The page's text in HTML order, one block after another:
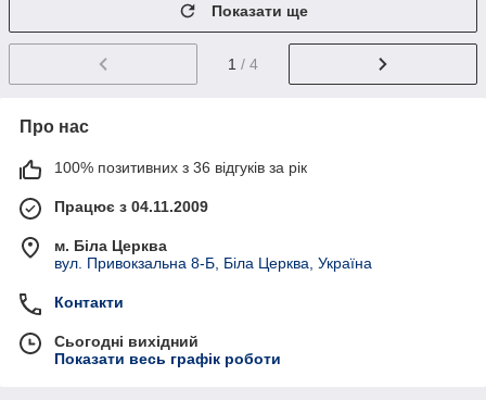
Показати ще
1 / 4
Про нас
100% позитивних з 36 відгуків за рік
Працює з 04.11.2009
м. Біла Церква
вул. Привокзальна 8-Б, Біла Церква, Україна
Контакти
Сьогодні вихідний
Показати весь графік роботи